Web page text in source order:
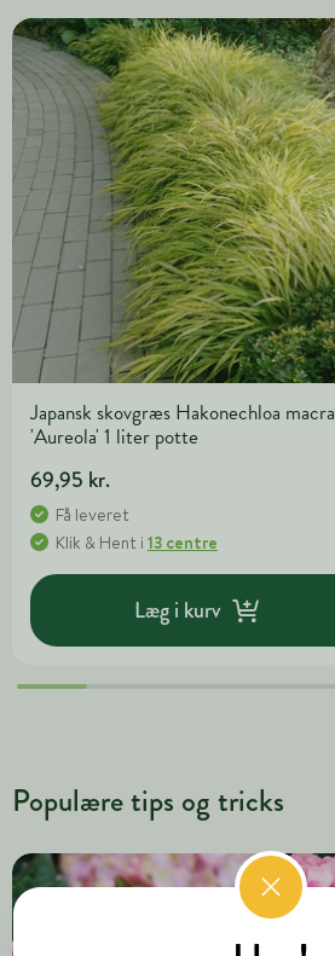
Japansk skovgræs Hakonechloa macra
'Aureola' 1 liter potte
69,95 kr.
Få leveret
Klik & Hent i 13 centre
Læg i kurv
Populære tips og tricks